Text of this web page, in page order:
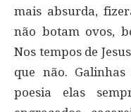
mais absurda,
não botam ovos,
Nos tempos de
que não.
poesia elas